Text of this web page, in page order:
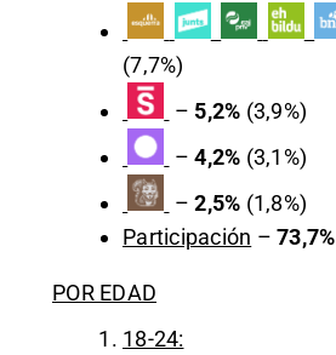
(7,7%)
– 5,2% (3,9%)
–4,2% (3,1%)
–2,5% (1,8%)
Participación – 73,7%
POR EDAD
18-24: